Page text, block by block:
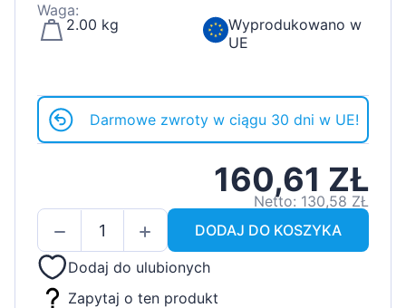
Waga:
2.00 kg
Wyprodukowano w
UE
Darmowe zwroty w ciągu 30 dni w UE!
160,61 ZŁ
Netto: 130,58 ZŁ
DODAJ DO KOSZYKA
Dodaj do ulubionych
Zapytaj o ten produkt